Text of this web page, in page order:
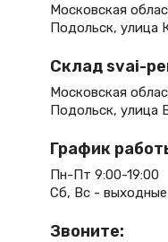
Московская
Подольск, улица
Склад svai-
Московская
Подольск, улица
График
Пн-Пт 9:00-19:00
Сб, Вс - выходные
Звоните: